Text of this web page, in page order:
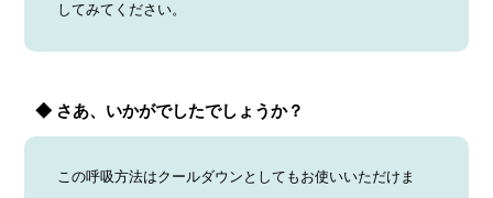
してみてください。
◆ さあ、いかがでしたでしょうか？
この呼吸方法はクールダウンとしてもお使いいただけま